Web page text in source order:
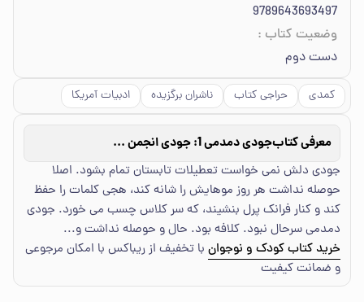
9789643693497
وضعیت کتاب :
دست دوم
کمدی حراجی کتاب ناشران برگزیده ادبیات آمریکا
معرفی کتاب جودی دمدمی 1: جودی انجمن مخفی تشکیل می‌دهد
جودی دلش نمی خواست تعطیلات تابستان تمام بشود. اصلا
حوصله نداشت هر روز موهایش را شانه کند، هجی کلمات را حفظ
کند و کنار فرانک پرل بنشیند، که سر کلاس چسب می خورد. جودی
دمدمی سرحال نبود. کلافه بود. حال و حوصله نداشت و...
خرید کتاب کودک و نوجوان با تخفیف از ریباکس با امکان مرجوعی
و ضمانت کیفیت